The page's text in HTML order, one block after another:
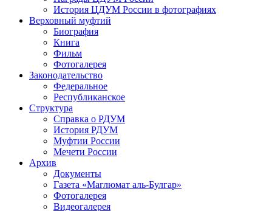
История ЦДУМ России в фотографиях
Верховный муфтий
Биография
Книга
Фильм
Фотогалерея
Законодательство
Федеральное
Республиканское
Структура
Справка о РДУМ
История РДУМ
Муфтии России
Мечети России
Архив
Документы
Газета «Маглюмат аль-Булгар»
Фотогалерея
Видеогалерея